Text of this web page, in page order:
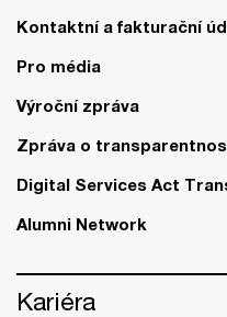
Kontaktní a fakturační
Pro média
Výroční zpráva
Zpráva o
Digital Services Act
Alumni Network
Kariéra